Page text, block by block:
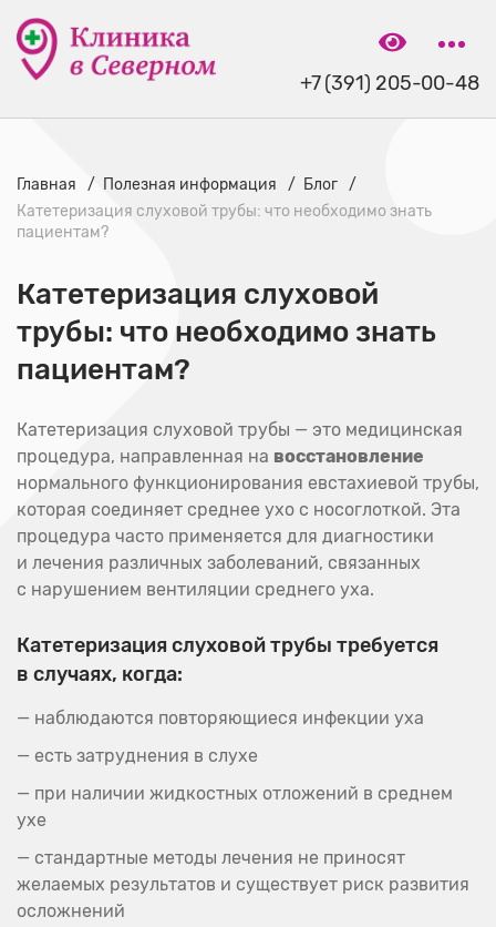
+7 (391) 205-00-48
Главная Полезная информация
Блог
Катетеризация слуховой трубы: что необходимо знать
пациентам?
Катетеризация слуховой
трубы: что необходимо знать
пациентам?
Катетеризация слуховой трубы — это медицинская
процедура, направленная на восстановление
нормального функционирования евстахиевой трубы,
которая соединяет среднее ухо с носоглоткой. Эта
процедура часто применяется для диагностики
и лечения различных заболеваний, связанных
с нарушением вентиляции среднего уха.
Катетеризация слуховой трубы требуется
в случаях, когда:
— наблюдаются повторяющиеся инфекции уха
— есть затруднения в слухе
— при наличии жидкостных отложений в среднем
ухе
— стандартные методы лечения не приносят
желаемых результатов и существует риск развития
осложнений